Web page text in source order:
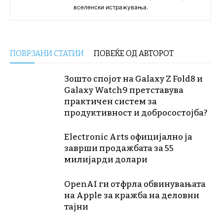
вселенски истражувања.
ПОВРЗАНИ СТАТИИ ПОВЕЌЕ ОД АВТОРОТ
Зошто спојот на Galaxy Z Fold8 и
Galaxy Watch9 претставува
практичен систем за
продуктивност и добросостојба?
Electronic Arts официјално ја
заврши продажбата за 55
милијарди долари
OpenAI ги отфрла обвинувањата
на Apple за кражба на деловни
тајни